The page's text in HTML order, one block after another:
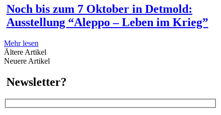
Noch bis zum 7 Oktober in Detmold:
Ausstellung “Aleppo – Leben im Krieg”
Mehr lesen
Ältere Artikel
Neuere Artikel
Newsletter?